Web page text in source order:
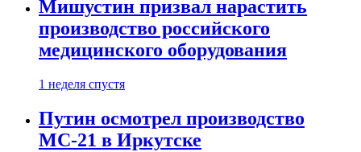
Мишустин призвал нарастить
производство российского
медицинского оборудования
1 неделя спустя
Путин осмотрел производство
МС-21 в Иркутске